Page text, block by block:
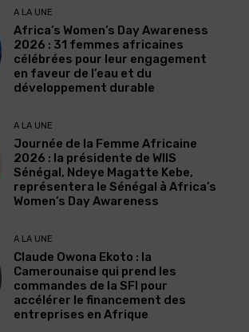
A LA UNE
Africa’s Women’s Day Awareness
2026 : 31 femmes africaines
célébrées pour leur engagement
en faveur de l’eau et du
développement durable
A LA UNE
Journée de la Femme Africaine
2026 : la présidente de WIIS
Sénégal, Ndeye Magatte Kebe,
représentera le Sénégal à Africa’s
Women’s Day Awareness
A LA UNE
Claude Owona Ekoto : la
Camerounaise qui prend les
commandes de la SFI pour
accélérer le financement des
entreprises en Afrique